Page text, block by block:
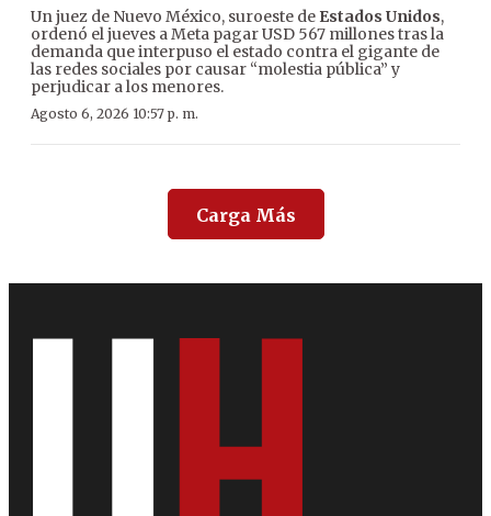
Un juez de Nuevo México, suroeste de Estados Unidos,
ordenó el jueves a Meta pagar USD 567 millones tras la
demanda que interpuso el estado contra el gigante de
las redes sociales por causar “molestia pública” y
perjudicar a los menores.
Agosto 6, 2026 10:57 p. m.
Carga Más